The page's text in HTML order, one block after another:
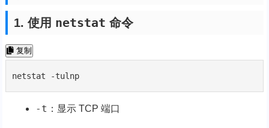
1. 使用 netstat 命令
复制
netstat -tulnp
-t ：显示 TCP 端口